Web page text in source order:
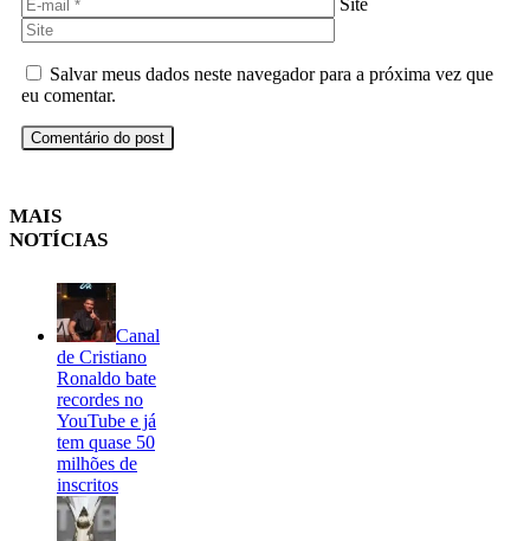
Salvar meus dados neste navegador para a próxima vez que
eu comentar.
MAIS
NOTÍCIAS
Canal
de Cristiano
Ronaldo bate
recordes no
YouTube e já
tem quase 50
milhões de
inscritos